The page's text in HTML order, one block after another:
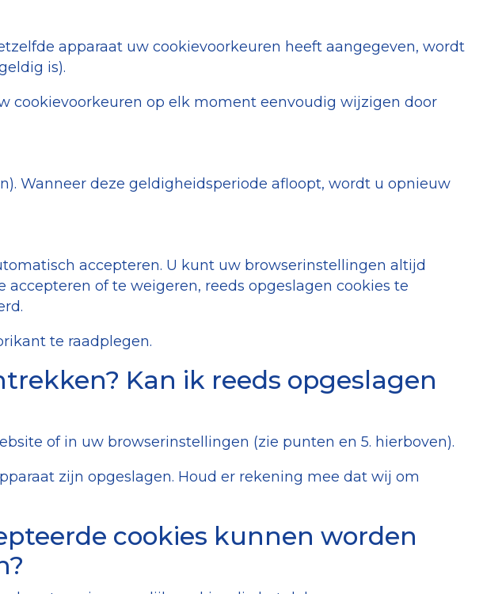
apparaat uw cookievoorkeuren heeft aangegeven, wordt
is).
cookievoorkeuren op elk moment eenvoudig wijzigen door
Wanneer deze geldigheidsperiode afloopt, wordt u opnieuw
accepteren. U kunt uw browserinstellingen altijd
of te weigeren, reeds opgeslagen cookies te
te raadplegen.
Kan ik reeds opgeslagen
of in uw browserinstellingen (zie punten en 5. hierboven).
zijn opgeslagen. Houd er rekening mee dat wij om
cookies kunnen worden